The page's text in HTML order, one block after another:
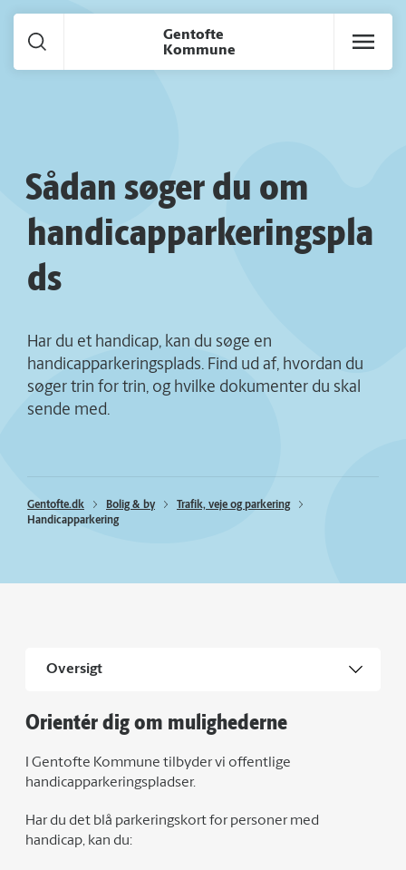
Gentofte
Kommune
Sådan søger du om
handicapparkeringspla
ds
Har du et handicap, kan du søge en
handicapparkeringsplads. Find ud af, hvordan du
søger trin for trin, og hvilke dokumenter du skal
sende med.
Gentofte.dk Bolig & by
Trafik, veje og parkering
Handicapparkering
Oversigt
Orientér dig om mulighederne
I Gentofte Kommune tilbyder vi offentlige
handicapparkeringspladser.
Har du det blå parkeringskort for personer med
handicap, kan du: